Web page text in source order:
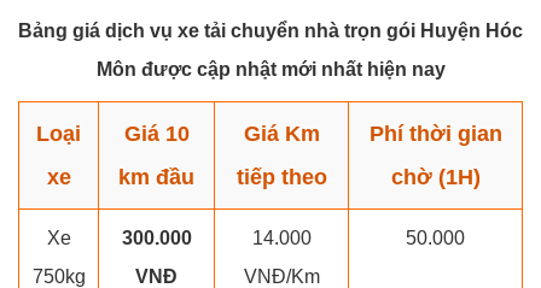
Bảng giá dịch vụ xe tải chuyển nhà trọn gói Huyện Hóc
Môn được cập nhật mới nhất hiện nay
Loại
xe
Giá 10
km đầu
Giá Km
tiếp theo
Phí thời gian
chờ (1H)
Xe
750kg
300.000
VNĐ
14.000
VNĐ/Km
50.000